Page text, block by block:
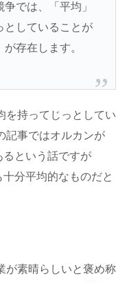
では、「平均」
としていることが
存在します。
を持ってじっとしてい
記事ではオルカンが
という話ですが
分平均的なものだと
が素晴らしいと褒め称